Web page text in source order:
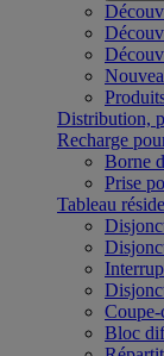
Distribution,
Recharge
Borne
Prise
Tableau
Bloc